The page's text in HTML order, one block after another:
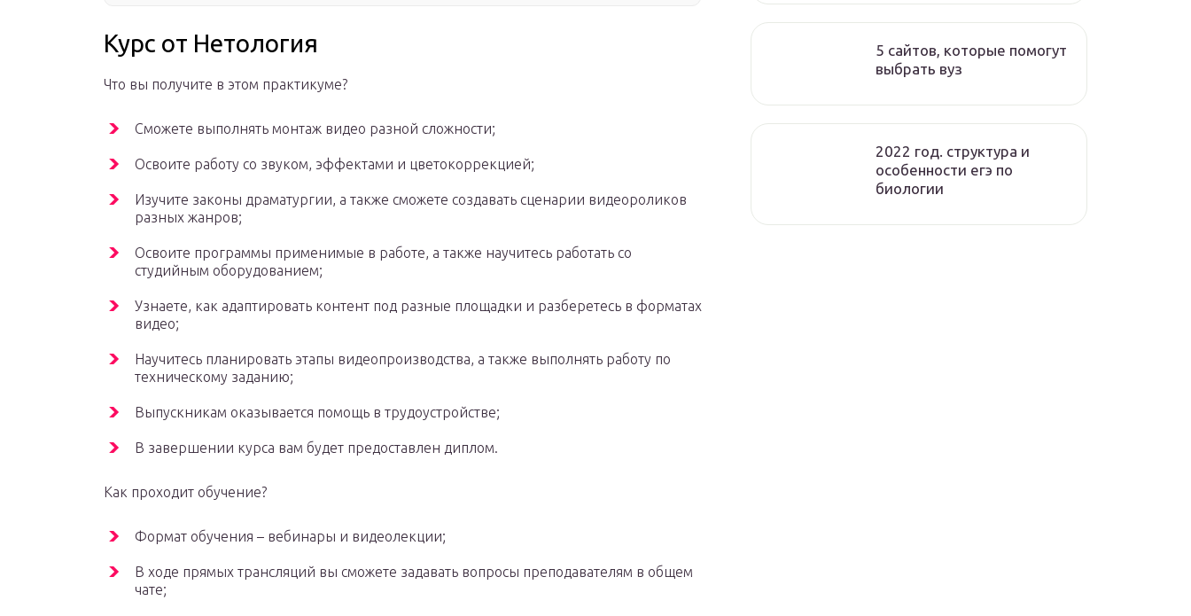
Курс от Нетология
Что вы получите в этом практикуме?
Сможете выполнять монтаж видео разной сложности;
Освоите работу со звуком, эффектами и цветокоррекцией;
Изучите законы драматургии, а также сможете создавать сценарии видеороликов
разных жанров;
Освоите программы применимые в работе, а также научитесь работать со
студийным оборудованием;
Узнаете, как адаптировать контент под разные площадки и разберетесь в форматах
видео;
Научитесь планировать этапы видеопроизводства, а также выполнять работу по
техническому заданию;
Выпускникам оказывается помощь в трудоустройстве;
В завершении курса вам будет предоставлен диплом.
Как проходит обучение?
Формат обучения – вебинары и видеолекции;
В ходе прямых трансляций вы сможете задавать вопросы преподавателям в общем
чате;
5 сайтов, которые помогут
выбрать вуз
2022 год. структура и
особенности егэ по
биологии